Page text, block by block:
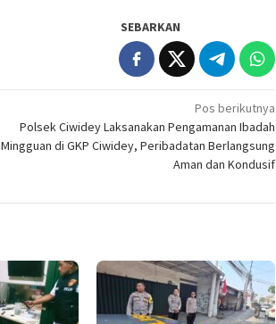
SEBARKAN
Pos berikutnya
Polsek Ciwidey Laksanakan Pengamanan Ibadah
Mingguan di GKP Ciwidey, Peribadatan Berlangsung
Aman dan Kondusif